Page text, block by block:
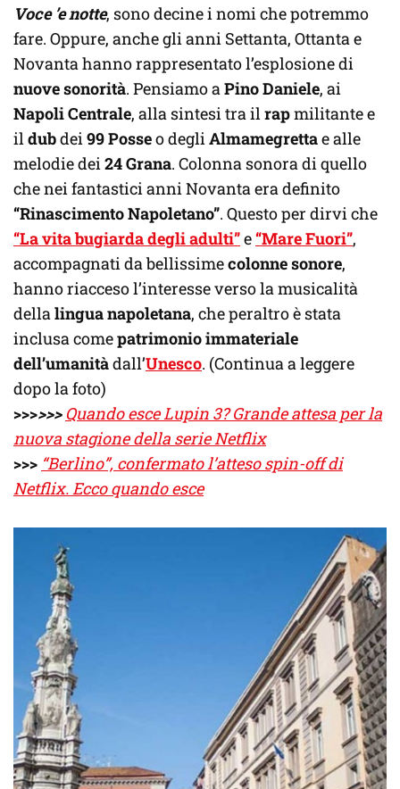
Voce ’e notte, sono decine i nomi che potremmo
fare. Oppure, anche gli anni Settanta, Ottanta e
Novanta hanno rappresentato l’esplosione di
nuove sonorità. Pensiamo a Pino Daniele, ai
Napoli Centrale, alla sintesi tra il rapmilitante e
il dubdei 99 Posseo degli Almamegrettae alle
melodie dei 24 Grana. Colonna sonora di quello
che nei fantastici anni Novanta era definito
“Rinascimento Napoletano”. Questo per dirvi che
“La vita bugiarda degli adulti”e“Mare Fuori”,
accompagnati da bellissimecolonne sonore,
hanno riacceso l’interesse verso la musicalità
della lingua napoletana, che peraltro è stata
inclusa comepatrimonio immateriale
dell’umanitàdall’Unesco. (Continua a leggere
dopo la foto)
>>>>>> Quando esce Lupin 3? Grande attesa per la
nuova stagione della serie Netflix
>>> “Berlino”, confermato l’atteso spin-off di
Netflix. Ecco quando esce